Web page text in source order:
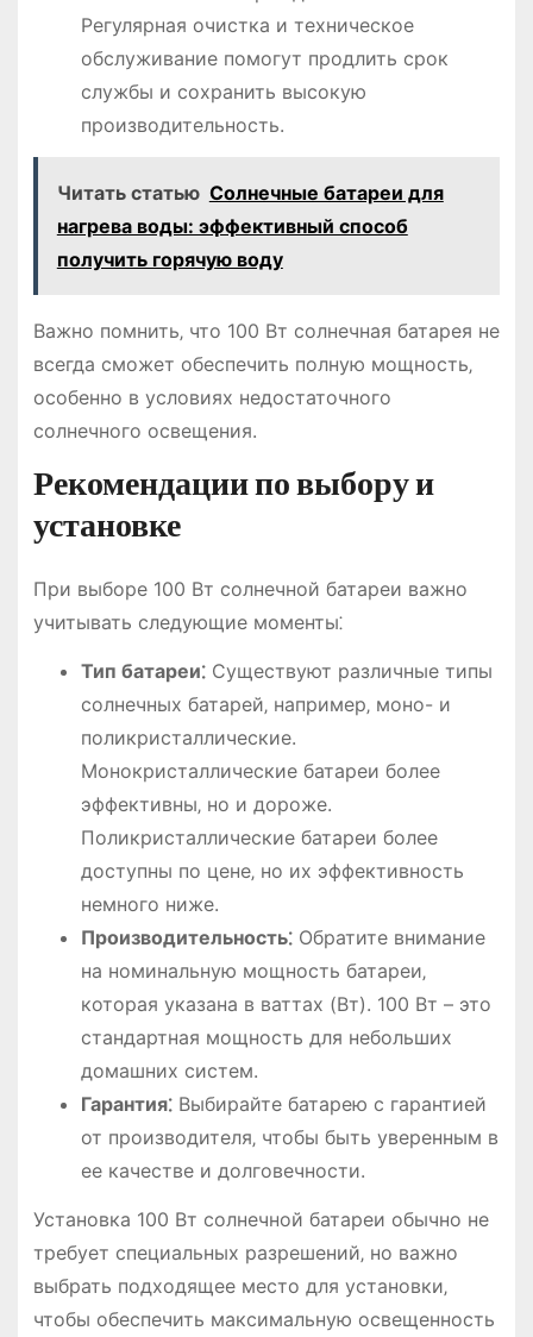
Регулярная очистка и техническое
обслуживание помогут продлить срок
службы и сохранить высокую
производительность.
Читать статью Солнечные батареи для
нагрева воды: эффективный способ
получить горячую воду
Важно помнить‚ что 100 Вт солнечная батарея не
всегда сможет обеспечить полную мощность‚
особенно в условиях недостаточного
солнечного освещения.
Рекомендации по выбору и
установке
При выборе 100 Вт солнечной батареи важно
учитывать следующие моменты⁚
Тип батареи⁚Существуют различные типы
солнечных батарей‚ например‚ моно- и
поликристаллические.
Монокристаллические батареи более
эффективны‚ но и дороже.
Поликристаллические батареи более
доступны по цене‚ но их эффективность
немного ниже.
Производительность⁚Обратите внимание
на номинальную мощность батареи‚
которая указана в ваттах (Вт). 100 Вт – это
стандартная мощность для небольших
домашних систем.
Гарантия⁚Выбирайте батарею с гарантией
от производителя‚ чтобы быть уверенным в
ее качестве и долговечности.
Установка 100 Вт солнечной батареи обычно не
требует специальных разрешений‚ но важно
выбрать подходящее место для установки‚
чтобы обеспечить максимальную освещенность